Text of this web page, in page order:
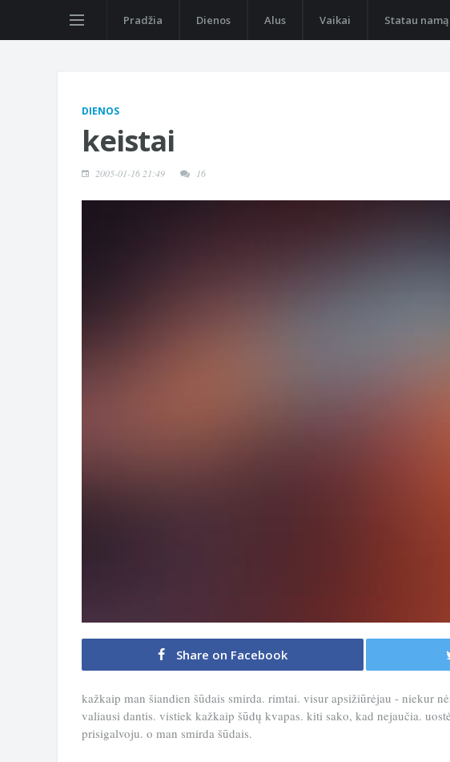
Pradžia Dienos Alus Vaikai Statau namą
DIENOS
keistai
2005-01-16 21:49 16
Share on Facebook
kažkaip man šiandien šūdais smirda. rimtai. visur apsižiūrėjau - niekur
valiausi dantis. vistiek kažkaip šūdų kvapas. kiti sako, kad nejaučia.
prisigalvoju. o man smirda šūdais.